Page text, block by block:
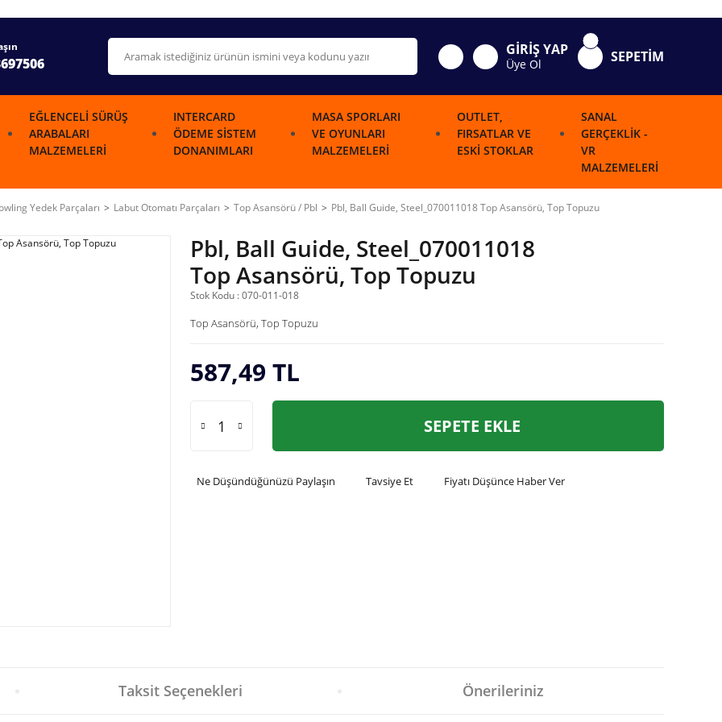
GİRİŞ YAP
Üye Ol SEPETİM
EĞLENCELI SÜRÜŞ
ARABALARI
MALZEMELERI
INTERCARD
ÖDEME SISTEM
DONANIMLARI
MASA SPORLARI
VE OYUNLARI
MALZEMELERI
OUTLET,
FIRSATLAR VE
ESKI STOKLAR
SANAL
GERÇEKLIK -
VR
MALZEMELERI
Yedek Parçaları Labut Otomatı Parçaları Top Asansörü / Pbl Pbl, Ball Guide, Steel_070011018 Top Asansörü, Top Topuzu
Pbl, Ball Guide, Steel_070011018
Top Asansörü, Top Topuzu
Stok Kodu : 070-011-018
Top Asansörü, Top Topuzu
587,49 TL
SEPETE EKLE
Ne Düşündüğünüzü Paylaşın Tavsiye Et Fiyatı Düşünce Haber Ver
Taksit Seçenekleri Önerileriniz